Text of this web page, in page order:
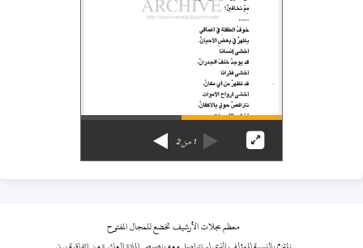
1من2
معظم مجلات الأرشيف تخضع للمجال المفتوح